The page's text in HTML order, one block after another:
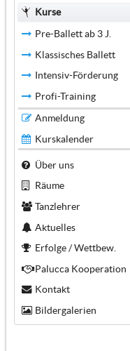
Kurse
Pre-Ballett ab 3 J.
Klassisches Ballett
Intensiv-Förderung
Profi-Training
Anmeldung
Kurskalender
Über uns
Räume
Tanzlehrer
Aktuelles
Erfolge / Wettbew.
Palucca Kooperation
Kontakt
Bildergalerien